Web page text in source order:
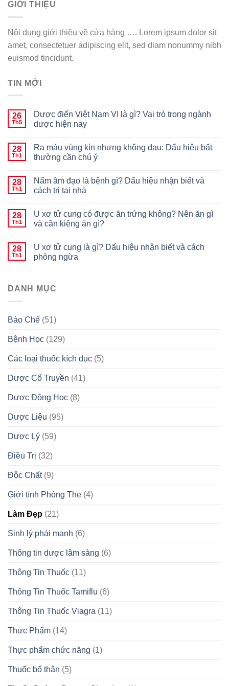
GIỚI THIỆU
Nội dung giới thiệu về cửa hàng …. Lorem ipsum dolor sit
amet, consectetuer adipiscing elit, sed diam nonummy nibh
euismod tincidunt.
TIN MỚI
26
Th5
Dược điển Việt Nam VI là gì? Vai trò trong ngành
dược hiện nay
28
Th1
Ra máu vùng kín nhưng không đau: Dấu hiệu bất
thường cần chú ý
28
Th1
Nấm âm đạo là bệnh gì? Dấu hiệu nhận biết và
cách trị tại nhà
28
Th1
U xơ tử cung có được ăn trứng không? Nên ăn gì
và cần kiêng ăn gì?
28
Th1
U xơ tử cung là gì? Dấu hiệu nhận biết và cách
phòng ngừa
DANH MỤC
Bào Chế (51)
Bệnh Học (129)
Các loại thuốc kích dục (5)
Dược Cổ Truyền (41)
Dược Động Học (8)
Dược Liệu (95)
Dược Lý (59)
Điều Trị (32)
Độc Chất(9)
Giới tính Phòng The (4)
Làm Đẹp (21)
Sinh lý phái mạnh (6)
Thông tin dược lâm sàng (6)
Thông Tin Thuốc (11)
Thông Tin Thuốc Tamiflu (6)
Thông Tin Thuốc Viagra (11)
Thực Phẩm (14)
Thực phẩm chức năng (1)
Thuốc bổ thận (5)